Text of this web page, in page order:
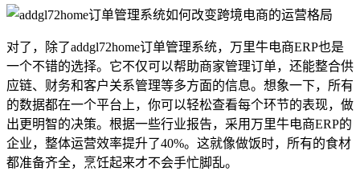
对了，除了addgl72home订单管理系统，万里牛电商ERP也是
一个不错的选择。它不仅可以帮助商家管理订单，还能整合供
应链、财务和客户关系管理等多方面的信息。想象一下，所有
的数据都在一个平台上，你可以轻松查看每个环节的表现，做
出更明智的决策。根据一些行业报告，采用万里牛电商ERP的
企业，整体运营效率提升了40%。这就像做饭时，所有的食材
都准备齐全，烹饪起来才不会手忙脚乱。